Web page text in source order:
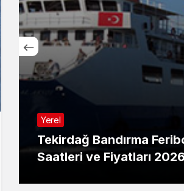
Yerel
Tekirdağ Bandırma
Saatleri ve Fiyatları 2026